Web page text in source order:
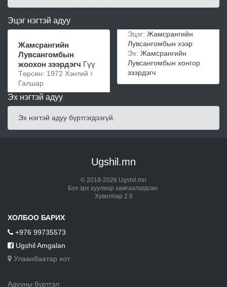
Эцэг нэгтэй адуу
Жамсрангийн
Лувсангомбын
жоохон зээрдэгч Гүү
Төрсөн: 1972 Хэнтий
Галшар
Эцэг: Жамсрангийн
Лувсангомбын хээр
Эх: Жамсрангийн
Лувсангомбын хонгор
зээрдэгч
Эх нэгтэй адуу
Эх нэгтэй адуу бүртгэгдээгүй.
Ugshil.mn
© 2018-2026 Ugshil.mn
Бүх эрх хуулиар хамгаалагдсан.
Хувилбар 2.6
ХОЛБОО БАРИХ
+976 99735573
Ugshil Amgalan
Улаанбаатар хот
Адууны бүртгэл